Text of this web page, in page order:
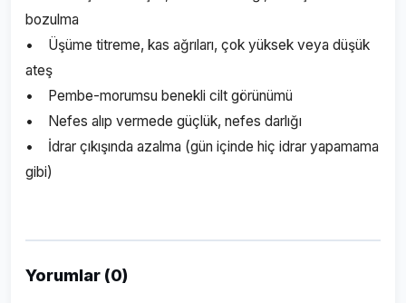
bozulma
• Üşüme titreme, kas ağrıları, çok yüksek veya düşük
ateş
• Pembe-morumsu benekli cilt görünümü
• Nefes alıp vermede güçlük, nefes darlığı
• İdrar çıkışında azalma (gün içinde hiç idrar yapamama
gibi)
Yorumlar (0)